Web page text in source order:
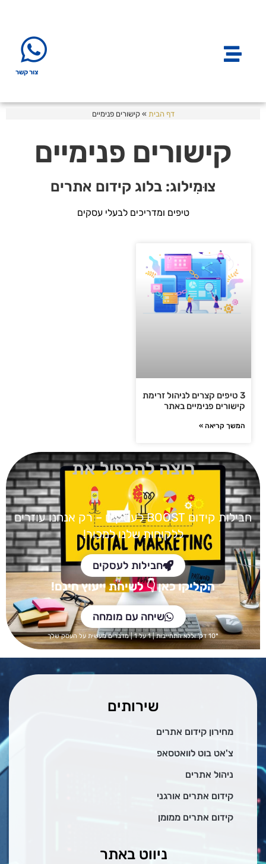
צור קשר
דף הבית »קישורים פנימיים
קישורים פנימיים
צוּמִילוג: בלוג קידום אתרים
טיפים ומדריכים לבעלי עסקים
3 טיפים קצרים לניהול זרימת
קישורים פנימיים באתר
המשך קריאה »
רוצה להכפיל את
חבילות קידום BOOST
לעסקים – רק אנחנו עוזרים
ללקוחות שלנו למכור!
חבילות לעסקים
הקליקו כאן👇 לשיחת ייעוץ חינם!
שיחה עם מומחה
*10 דק' וללא התחייבות | 1 על 1 | מדברים מעשית על העסק שלך
שירותים
מחירון קידום אתרים
צ'אט בוט לוואטסאפ
ניהול אתרים
קידום אתרים אורגני
קידום אתרים ממומן
ניווט באתר